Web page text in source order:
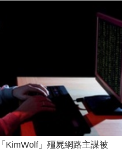
KimWolf」殭屍網路主謀被